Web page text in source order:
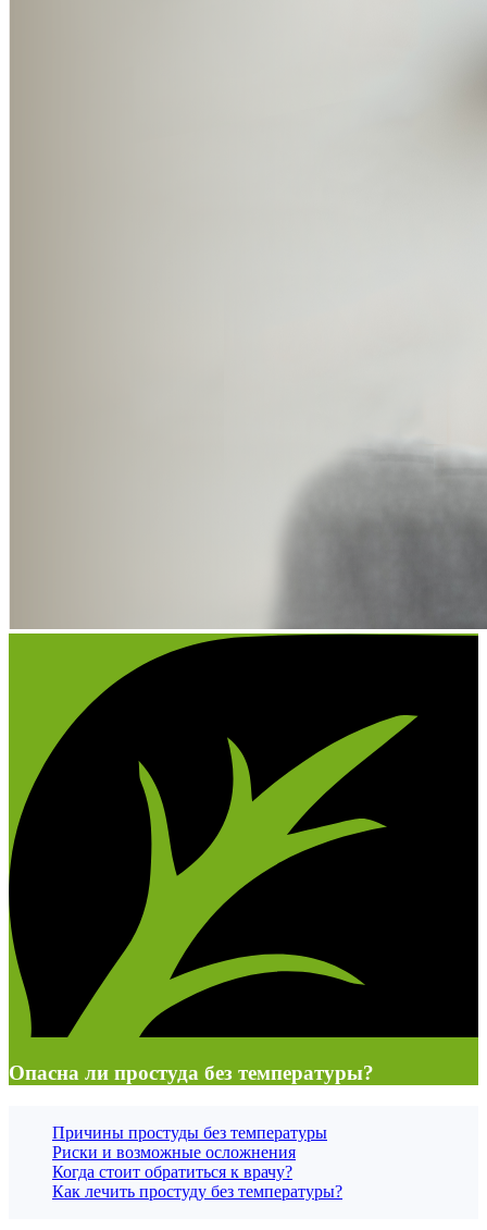
Опасна ли простуда без температуры?
Причины простуды без температуры
Риски и возможные осложнения
Когда стоит обратиться к врачу?
Как лечить простуду без температуры?